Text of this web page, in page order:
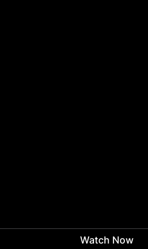
Watch Now